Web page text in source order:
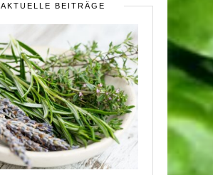
AKTUELLE BEITRÄGE